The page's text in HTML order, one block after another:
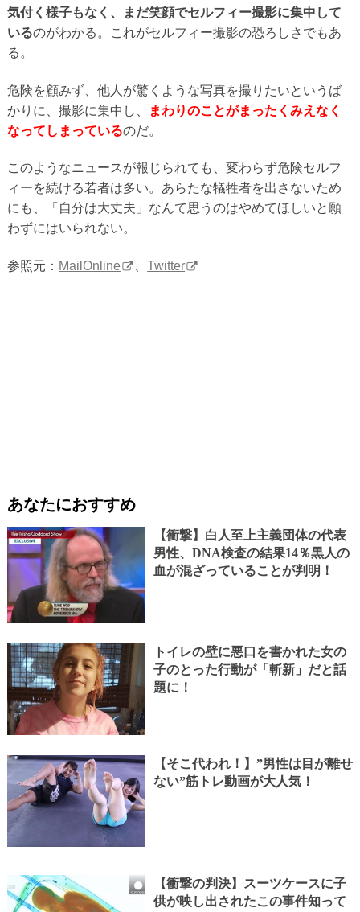
気付く様子もなく、まだ笑顔でセルフィー撮影に集中して
いるのがわかる。これがセルフィー撮影の恐ろしさでもあ
る。
危険を顧みず、他人が驚くような写真を撮りたいというば
かりに、撮影に集中し、
まわりのことがまったくみえなく
なってしまっているのだ。
このようなニュースが報じられても、変わらず危険セルフ
ィーを続ける若者は多い。あらたな犠牲者を出さないため
にも、「自分は大丈夫」なんて思うのはやめてほしいと願
わずにはいられない。
参照元： MailOnline 、Twitter
あなたにおすすめ
【衝撃】白人至上主義団体の代表
男性、DNA検査の結果14％黒人の
血が混ざっていることが判明！
トイレの壁に悪口を書かれた女の
子のとった行動が「斬新」だと話
題に！
【そこ代われ！】”男性は目が離せ
ない”筋トレ動画が大人気！
【衝撃の判決】スーツケースに子
供が映し出されたこの事件知って